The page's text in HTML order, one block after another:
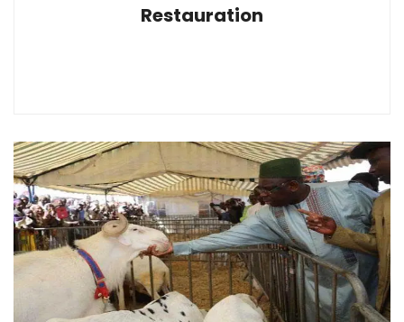
Restauration